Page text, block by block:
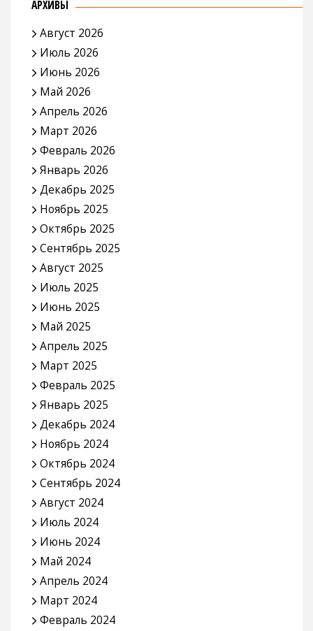
АРХИВЫ
Август 2026
Июль 2026
Июнь 2026
Май 2026
Апрель 2026
Март 2026
Февраль 2026
Январь 2026
Декабрь 2025
Ноябрь 2025
Октябрь 2025
Сентябрь 2025
Август 2025
Июль 2025
Июнь 2025
Май 2025
Апрель 2025
Март 2025
Февраль 2025
Январь 2025
Декабрь 2024
Ноябрь 2024
Октябрь 2024
Сентябрь 2024
Август 2024
Июль 2024
Июнь 2024
Май 2024
Апрель 2024
Март 2024
Февраль 2024